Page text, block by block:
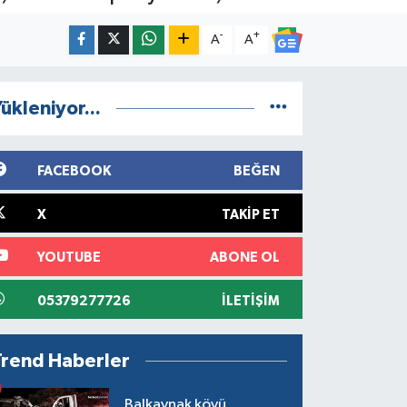
A- A+
FACEBOOK BEĞEN
X TAKIP ET
YOUTUBE ABONE OL
05379277726 İLETIŞIM
Haberler